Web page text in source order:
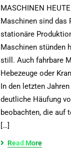
MASCHINEN
Maschinen sind das
stationäre
Maschinen stünden
still. Auch fahrbare
Hebezeuge oder
In den letzten
deutliche Häufung
beobachten, die auf
[…]
Read More